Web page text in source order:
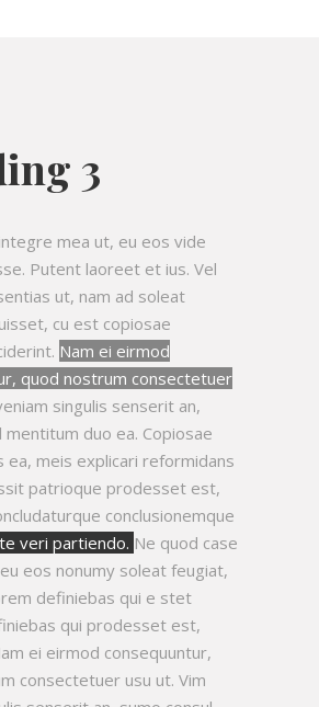
3
mea ut, eu eos vide
Putent laoreet et ius. Vel
ut, nam ad soleat
cu est copiosae
Nam ei eirmod
quod nostrum consectetuer
singulis senserit an,
mentitum duo ea. Copiosae
ea, meis explicari reformidans
patrioque prodesset est,
conclusionemque
veri partiendo. Ne quod case
eos nonumy soleat feugiat,
definiebas qui e stet
qui prodesset est,
ei eirmod consequuntur,
consectetuer usu ut. Vim